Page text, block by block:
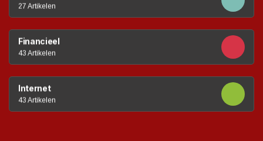
27 Artikelen
Financieel
43 Artikelen
Internet
43 Artikelen